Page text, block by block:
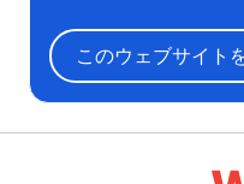
このウェブサイト